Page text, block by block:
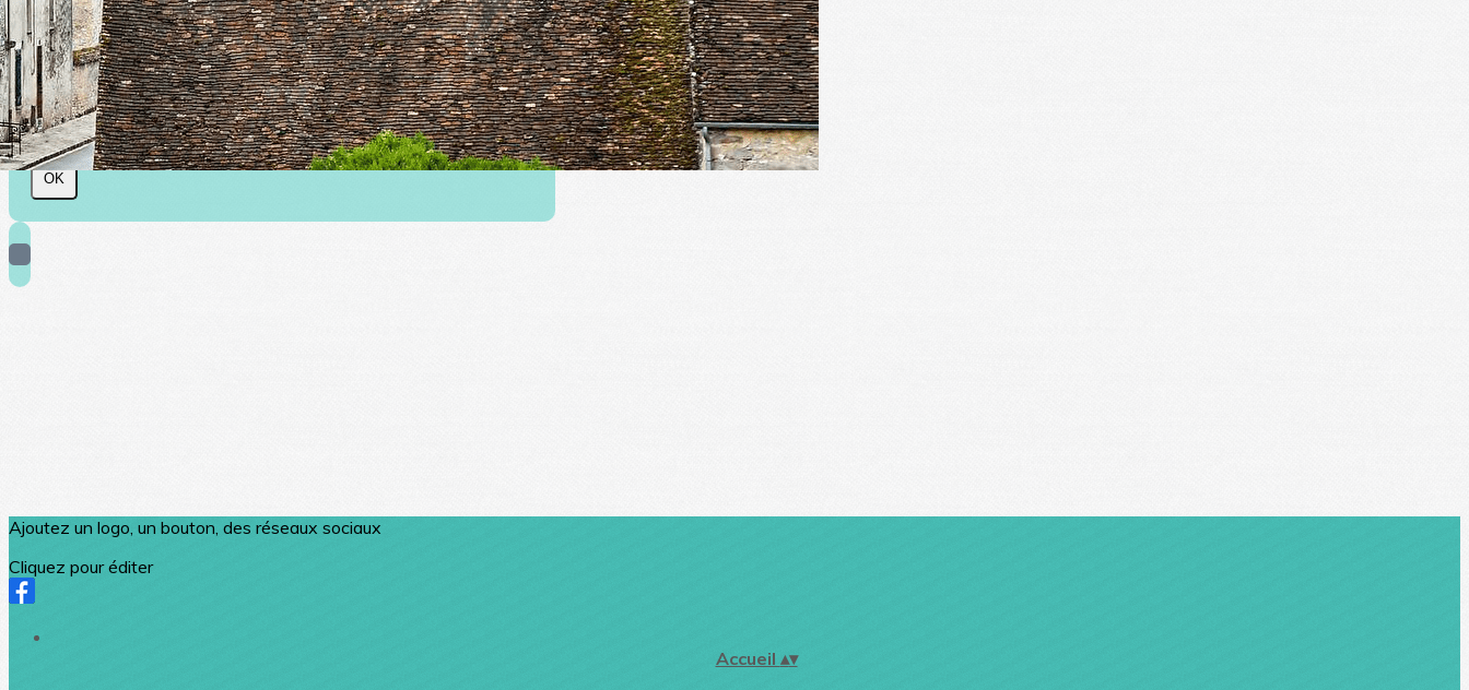
SHAAP : Société d'histoire et d'archéologie de
l'arrondissement de Provins
Je m'abonne à la newsletter
OK
Ajoutez un logo, un bouton, des réseaux sociaux
Cliquez pour éditer
Accueil ▴▾